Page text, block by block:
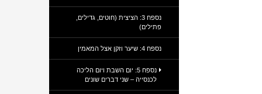
נספח 3: הציצית (חוטים, גדילים,
פתילים)
נספח 4: שיער וזקן אצל המאמין
נספח 5: יום השבת ויום הליכה
לכנסייה – שני דברים שונים